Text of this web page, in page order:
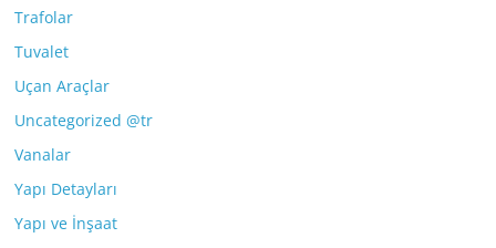
Trafolar
Tuvalet
Uçan Araçlar
Uncategorized @tr
Vanalar
Yapı Detayları
Yapı ve İnşaat